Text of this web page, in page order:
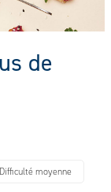
de
Difficulté moyenne